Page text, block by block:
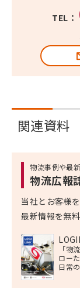
TEL：
関連資料
物流事例や最
物流広報
当社とお客様
最新情報を無
「物
ロー
日常